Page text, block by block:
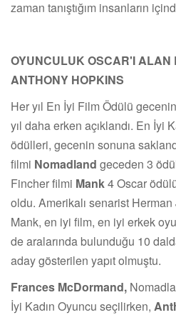
zaman tanıştığım insanların
OYUNCULUK OSCAR'I ALAN
ANTHONY HOPKINS
Her yıl En İyi Film Ödülü
yıl daha erken açıklandı. En İyi
ödülleri, gecenin sonuna
filmi Nomadland geceden 3
Fincher filmi Mank4 Oscar
oldu. Amerikalı senarist
Mank, en iyi film, en iyi erkek
de aralarında bulunduğu 10
aday gösterilen yapıt olmuştu.
Frances McDormand,
İyi Kadın Oyuncu seçilirken,